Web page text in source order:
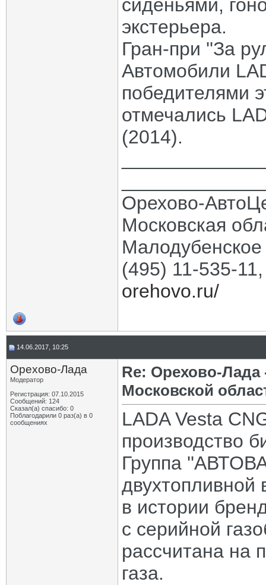
сиденьями,
экстерьера.
Гран-при ''За
Автомобили
победителями
отмечались
(2014).
Орехово-
Московская
(495) 11-535-
orehovo.ru/
14.06.2017, 10:25
Орехово-Лада
Модератор
Регистрация: 07.10.2015
Сообщений: 124
Сказал(а) спасибо: 0
Поблагодарили 0 раз(а) в 0
сообщениях
Re: Орехово-
Московской
LADA Vesta
производство
Группа
двухтопливной
в истории
с серийной
рассчитана на
газа.